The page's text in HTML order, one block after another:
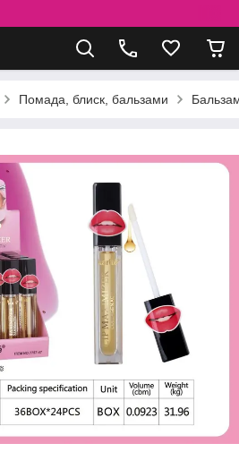
Помада, блиск, бальзами